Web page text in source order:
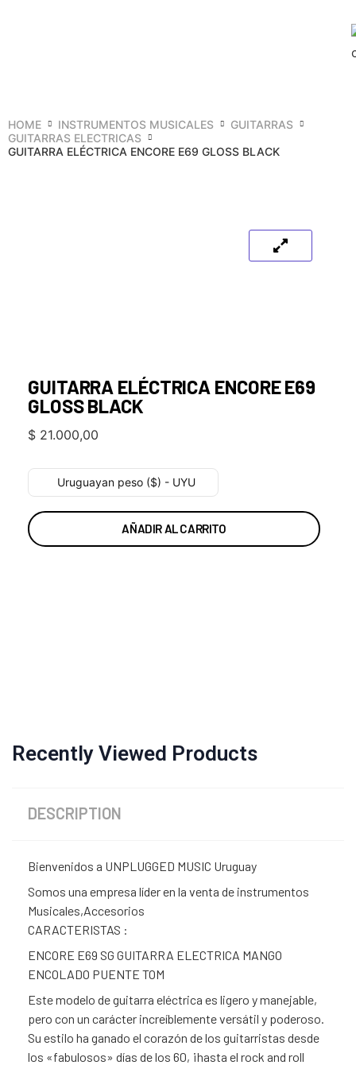
HOME INSTRUMENTOS MUSICALES
GUITARRAS
GUITARRAS ELECTRICAS
GUITARRA ELÉCTRICA ENCORE E69 GLOSS BLACK
GUITARRA ELÉCTRICA ENCORE E69
GLOSS BLACK
$ 21.000,00
Uruguayan peso ($) - UYU
AÑADIR AL CARRITO
Recently Viewed Products
DESCRIPTION
Bienvenidos a UNPLUGGED MUSIC Uruguay
Somos una empresa líder en la venta de instrumentos
Musicales,Accesorios
CARACTERISTAS :
ENCORE E69 SG GUITARRA ELECTRICA MANGO
ENCOLADO PUENTE TOM
Este modelo de guitarra eléctrica es ligero y manejable,
pero con un carácter increíblemente versátil y poderoso.
Su estilo ha ganado el corazón de los guitarristas desde
los «fabulosos» días de los 60, ¡hasta el rock and roll